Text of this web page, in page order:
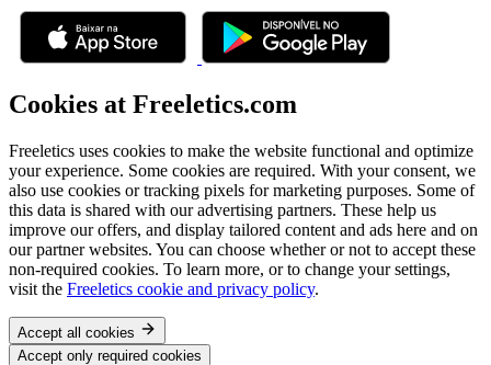
Cookies at Freeletics.com
Freeletics uses cookies to make the website functional and optimize
your experience. Some cookies are required. With your consent, we
also use cookies or tracking pixels for marketing purposes. Some of
this data is shared with our advertising partners. These help us
improve our offers, and display tailored content and ads here and on
our partner websites. You can choose whether or not to accept these
non-required cookies. To learn more, or to change your settings,
visit the Freeletics cookie and privacy policy.
Accept all cookies
Accept only required cookies